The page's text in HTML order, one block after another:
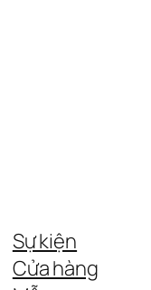
Sự kiện
Cửa hàng